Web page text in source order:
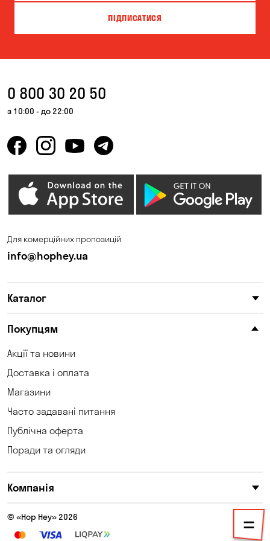
Кам'янське Київ
Одеса
Орлівщина
Борщагівка
Погреби Пухівка
Піщанка
Святопетрівське
Юрівка
ПІДПИСАТИСЯ
0 800 30 20 50
з 10:00 - до 22:00
Для комерційних пропозицій
info@hophey.ua
Каталог
Покупцям
Акції та новини
Доставка і оплата
Магазини
Часто задавані питання
Публічна оферта
Поради та огляди
Компанія
© «Hop Hey» 2026